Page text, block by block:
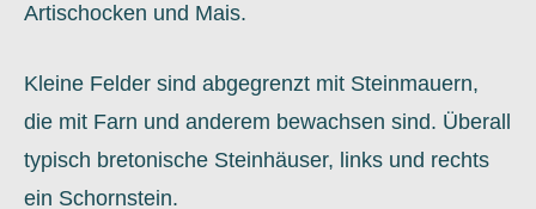
Artischocken und Mais.
Kleine Felder sind abgegrenzt mit Steinmauern,
die mit Farn und anderem bewachsen sind. Überall
typisch bretonische Steinhäuser, links und rechts
ein Schornstein.